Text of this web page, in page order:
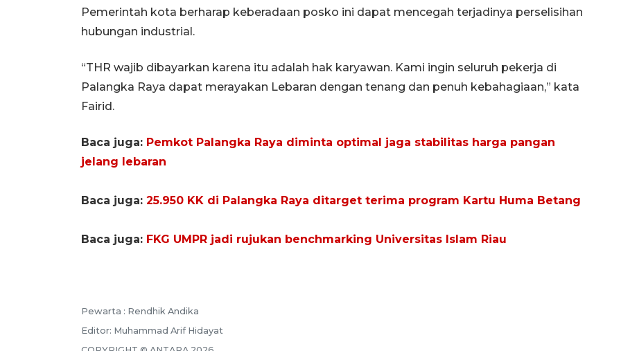
Pemerintah kota berharap keberadaan posko ini dapat mencegah terjadinya perselisihan
hubungan industrial.
“THR wajib dibayarkan karena itu adalah hak karyawan. Kami ingin seluruh pekerja di
Palangka Raya dapat merayakan Lebaran dengan tenang dan penuh kebahagiaan,” kata
Fairid.
Baca juga: Pemkot Palangka Raya diminta optimal jaga stabilitas harga pangan
jelang lebaran
Baca juga: 25.950 KK di Palangka Raya ditarget terima program Kartu Huma Betang
Baca juga: FKG UMPR jadi rujukan benchmarking Universitas Islam Riau
Pewarta : Rendhik Andika
Editor: Muhammad Arif Hidayat